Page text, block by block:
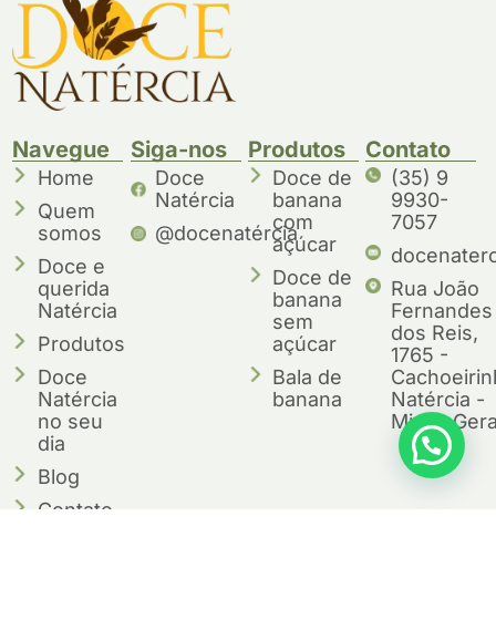
Navegue
Home
Quem
somos
Doce e
querida
Natércia
Produtos
Doce
Natércia
no seu
dia
Blog
Contato
Siga-nos
Doce
Natércia
@docenatércia
Produtos
Doce de
banana
com
açúcar
Doce de
banana
sem
açúcar
Bala de
banana
Contato
(35) 9
9930-
7057
Rua João
Fernandes
dos Reis,
1765 -
Natércia -
Minas